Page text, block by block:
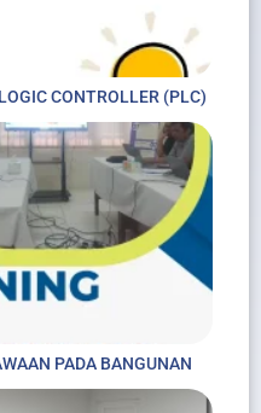
CONTROLLER (PLC)
PADA BANGUNAN